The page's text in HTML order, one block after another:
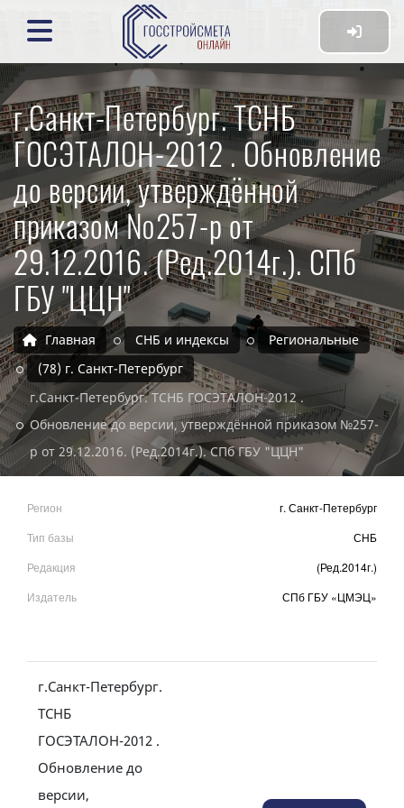
г.Санкт-Петербург. ТСНБ
ГОСЭТАЛОН-2012 . Обновление
до версии, утверждённой
приказом №257-р от
29.12.2016. (Ред.2014г.). СПб
ГБУ "ЦЦН"
Главная СНБ и индексы
Региональные
(78) г. Санкт-Петербург
г.Санкт-Петербург. ТСНБ ГОСЭТАЛОН-2012 .
Обновление до версии, утверждённой приказом №257-
р от 29.12.2016. (Ред.2014г.). СПб ГБУ "ЦЦН"
Регион
г. Санкт-Петербург
Тип базы
СНБ
Редакция
(Ред.2014г.)
Издатель
СПб ГБУ «ЦМЭЦ»
г.Санкт-Петербург.
ТСНБ
ГОСЭТАЛОН-2012 .
Обновление до
версии,